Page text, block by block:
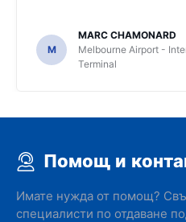
M
MARC CHAMONARD
Melbourne Airport -
Terminal
Помощ и
Имате нужда от помощ?
специалисти по отдаване